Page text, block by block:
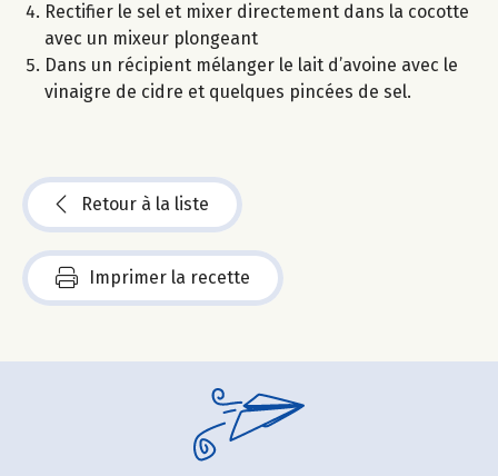
Rectifier le sel et mixer directement dans la cocotte
avec un mixeur plongeant
Dans un récipient mélanger le lait d’avoine avec le
vinaigre de cidre et quelques pincées de sel.
Retour à la liste
Imprimer la recette